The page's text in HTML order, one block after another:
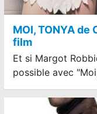
MOI, TONYA
film
Et si Margot
possible avec